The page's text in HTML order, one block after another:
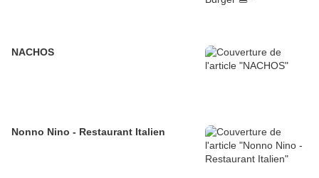
NACHOS
Nonno Nino - Restaurant Italien